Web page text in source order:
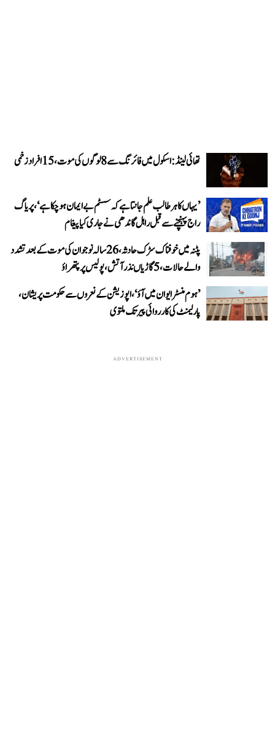
تھائی لینڈ: اسکول میں فائرنگ سے 8 لوگوں کی موت، 15 افراد زخمی
’یہاں کا ہر طالب علم جانتا ہے کہ سسٹم بے ایمان ہو چکا ہے‘، پریاگ
راج پہنچنے سے قبل راہل گاندھی نے جاری کیا پیغام
پٹنہ میں خوفناک سڑک حادثہ، 26 سالہ نوجوان کی موت کے بعد تشدد
والے حالات، 5 گاڑیاں نذر آتش، پولیس پر پتھراؤ
’ہوم منسٹر ایوان میں آؤ‘، اپوزیشن کے نعروں سے حکومت پریشان،
پارلیمنٹ کی کارروائی پیر تک ملتوی
ADVERTISEMENT